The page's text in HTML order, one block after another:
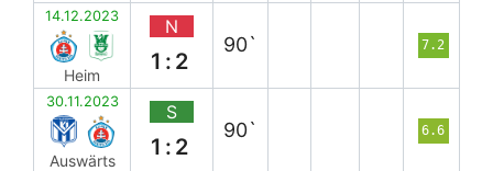
14.12.2023
Heim
N
1:2
90` 7.2
30.11.2023
Auswärts
S
1:2
90` 6.6